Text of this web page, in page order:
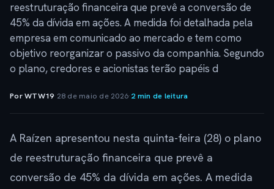
reestruturação financeira que prevê a conversão de
45% da dívida em ações. A medida foi detalhada pela
empresa em comunicado ao mercado e tem como
objetivo reorganizar o passivo da companhia. Segundo
o plano, credores e acionistas terão papéis d
Por WTW19· 28 de maio de 2026·2 min de leitura
A Raízen apresentou nesta quinta-feira (28) o plano
de reestruturação financeira que prevê a
conversão de 45% da dívida em ações. A medida